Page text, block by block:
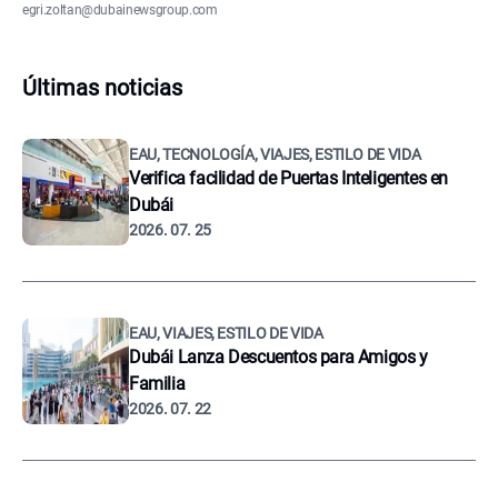
egri.zoltan@dubainewsgroup.com
Últimas noticias
EAU, TECNOLOGÍA, VIAJES, ESTILO DE VIDA
Verifica facilidad de Puertas Inteligentes en
Dubái
2026. 07. 25
EAU, VIAJES, ESTILO DE VIDA
Dubái Lanza Descuentos para Amigos y
Familia
2026. 07. 22